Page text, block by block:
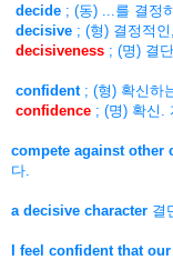
decide ; (동) ...를 결정
decisive ; (형) 결정적
decisiveness ; (명) 결단
confident ; (형) 확신하
confidence ; (명) 확신.
compete against other
다.
a decisive character 결
I feel confident that